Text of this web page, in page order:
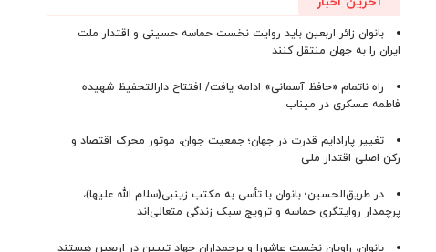
بانوان زائر اربعین باید روایت نخست حماسه حسینی و اقتدار ملت
ایران را به جهان منتقل کنند
راه ناتمام «حافظ آسمانی» ادامه یافت/ افتتاح دارالتحفیظ شهیده
فاطمه عسکری در میناب
تغییر پارادایم قدرت در جهان؛ جمعیت جوان، موتور محرک اقتصاد و
رکن اصلی اقتدار ملی
در طریق‌الحسین؛ بانوان با تأسی به مکتب زینبی(سلام الله علیها)،
پرچمدار روایتگری حماسه و ترویج سبک زندگی متعالی‌اند
بانوان، راویان نخست عاشورا و پرچمداران جهاد تبیین در اربعین هستند